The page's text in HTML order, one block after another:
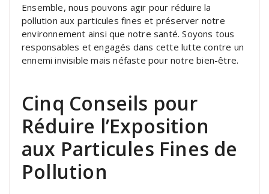
Ensemble, nous pouvons agir pour réduire la
pollution aux particules fines et préserver notre
environnement ainsi que notre santé. Soyons tous
responsables et engagés dans cette lutte contre un
ennemi invisible mais néfaste pour notre bien-être.
Cinq Conseils pour
Réduire l’Exposition
aux Particules Fines de
Pollution